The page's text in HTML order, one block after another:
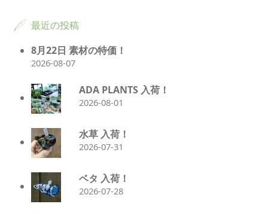
最近の投稿
8月22日 素材の特価！
2026-08-07
ADA PLANTS 入荷！
2026-08-01
水草 入荷！
2026-07-31
ベタ 入荷！
2026-07-28